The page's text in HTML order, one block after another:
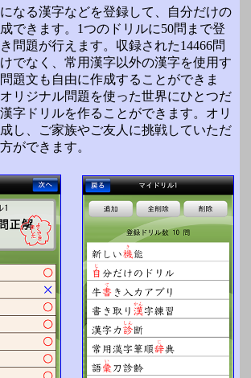
なる漢字などを登録して、自分だけの
できます。1つのドリルに50問まで登
問題が行えます。収録された14466問
でなく、常用漢字以外の漢字を使用す
題文も自由に作成することができま
リジナル問題を使った世界にひとつだ
字ドリルを作ることができます。オリ
し、ご家族やご友人に挑戦していただ
ができます。